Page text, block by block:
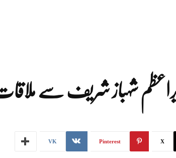
شہباز شریف سے
X
Pinterest
VK